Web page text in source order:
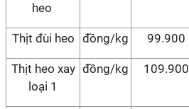
heo
Thịt đùi heo đồng/kg 99.900
Thịt heo xay
loại 1
đồng/kg 109.900